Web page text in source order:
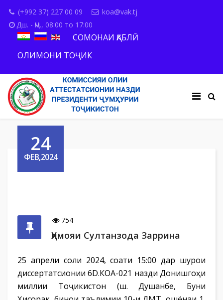
(+992 37) 227 00 09
koa@vak.tj
Дш. - Ҷм., 08:00 то 17:00
СОМОНАИ ҚАБЛӢ
ОЛИМОНИ ТОҶИК
24
ФЕВ,2024
754
Ҳимояи Султанзода Заррина
25 апрели соли 2024, соати 15:00 дар шурои
диссертатсионии 6D.КОА-021 назди Донишгоҳи
миллии Тоҷикистон (ш. Душанбе, Буни